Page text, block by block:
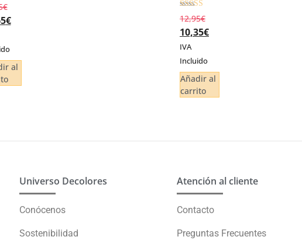
€
€
al
Valorado
5.00
de 5
12,95€
10,35€
IVA
Incluido
Añadir al
carrito
Universo Decolores
Conócenos
Sostenibilidad
Atención al cliente
Contacto
Preguntas Frecuentes